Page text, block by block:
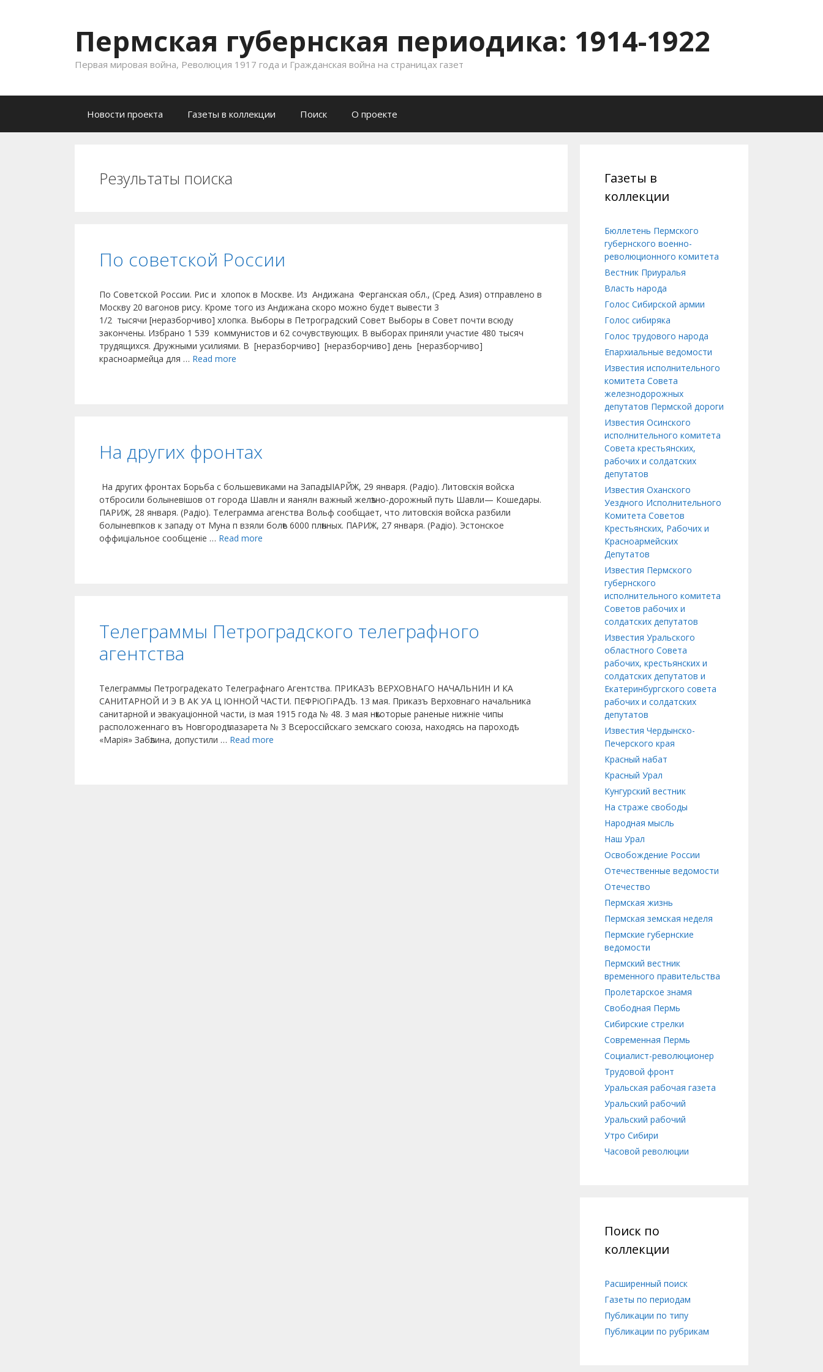
Пермская губернская периодика: 1914-1922
Первая мировая война, Революция 1917 года и Гражданская война на страницах газет
Новости проекта
Газеты в коллекции Поиск О проекте
Результаты поиска
По советской России
По Советской России. Рис и хлопок в Москве. Из Андижана Ферганская обл., (Сред. Азия) отправлено в
Москву 20 вагонов рису. Кроме того из Андижана скоро можно будет вывести 3
1/2 тысячи [неразборчиво] хлопка. Выборы в Петроградский Совет Выборы в Совет почти всюду
закончены. Избрано 1 539 коммунистов и 62 сочувствующих. В выборах приняли участие 480 тысяч
трудящихся. Дружными усилиями. В [неразборчиво] [неразборчиво] день [неразборчиво]
красноармейца для … Read more
На других фронтах
На других фронтах Борьба с большевиками на Западѣ. ІІАРЙЖ, 29 января. (Радіо). Литовскія войска
отбросили болыневішов от города Шавлн и яанялн важный желѣзно-дорожный путь Шавли— Кошедары.
ПАРИЖ, 28 января. (Радіо). Телеграмма агенства Вольф сообщает, что литовскія войска разбили
болыневпков к западу от Муна п взяли болѣе 6000 плѣнных. ПАРИЖ, 27 января. (Радіо). Эстонское
оффиціальное сообщеніе … Read more
Телеграммы Петроградского телеграфного
агентства
Телеграммы Петроградекато Телеграфнаго Агентства. ПРИКАЗЪ ВЕРХОВНАГО НАЧАЛЬНИН И КА
САНИТАРНОЙ И Э В АК УА Ц ІОННОЙ ЧАСТИ. ПЕФРіОГіРАДЪ. 13 мая. Приказъ Верховнаго начальника
санитарной и эвакуаціонной части, із мая 1915 года № 48. 3 мая нѣкоторые раненые нижніе чипы
расположеннаго въ Новгородѣ лазарета № 3 Всероссійскаго земскаго союза, находясь на пароходѣ
«Марія» Забѣлина, допустили … Read more
Газеты в
коллекции
Бюллетень Пермского
губернского военно-
революционного комитета
Вестник Приуралья
Власть народа
Голос Сибирской армии
Голос сибиряка
Голос трудового народа
Епархиальные ведомости
Известия исполнительного
комитета Совета
железнодорожных
депутатов Пермской дороги
Известия Осинского
исполнительного комитета
Совета крестьянских,
рабочих и солдатских
депутатов
Известия Оханского
Уездного Исполнительного
Комитета Советов
Крестьянских, Рабочих и
Красноармейских
Депутатов
Известия Пермского
губернского
исполнительного комитета
Советов рабочих и
солдатских депутатов
Известия Уральского
областного Совета
рабочих, крестьянских и
солдатских депутатов и
Екатеринбургского совета
рабочих и солдатских
депутатов
Известия Чердынско-
Печерского края
Красный набат
Красный Урал
Кунгурский вестник
На страже свободы
Народная мысль
Наш Урал
Освобождение России
Отечественные ведомости
Отечество
Пермская жизнь
Пермская земская неделя
Пермские губернские
ведомости
Пермский вестник
временного правительства
Пролетарское знамя
Свободная Пермь
Сибирские стрелки
Современная Пермь
Социалист-революционер
Трудовой фронт
Уральская рабочая газета
Уральский рабочий
Уральский рабочий
Утро Сибири
Часовой революции
Поиск по
коллекции
Расширенный поиск
Газеты по периодам
Публикации по типу
Публикации по рубрикам